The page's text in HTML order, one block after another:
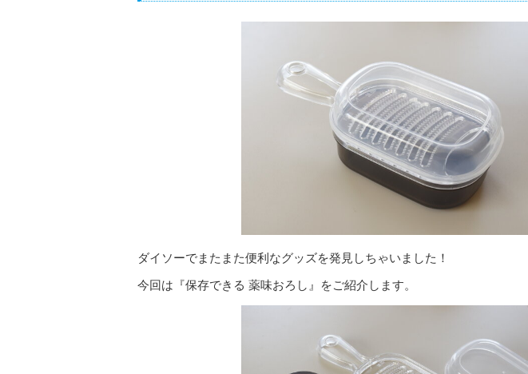
ダイソーでまたまた便利なグッズを発見しちゃいました！
今回は『保存できる 薬味おろし』をご紹介します。